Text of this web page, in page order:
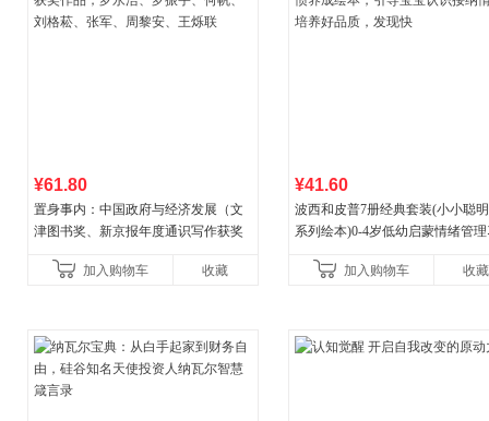
¥61.80
置身事内：中国政府与经济发展（文
津图书奖、新京报年度通识写作获奖
菘、张军、周黎安、王烁联
加入购物车 收藏
¥41.60
波西和皮普7册经典套装(小小聪
系列绘本)0-4岁低幼启蒙情绪管
养好品质，发现快
加入购物车 收藏